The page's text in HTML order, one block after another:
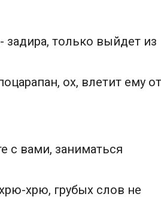
задира, только выйдет из
ох, влетит ему от
с вами, заниматься
хрю, грубых слов не